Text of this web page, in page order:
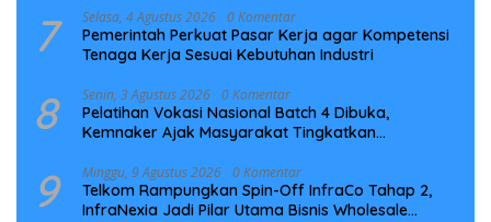
7 Selasa, 4 Agustus 2026 0 Komentar
Pemerintah Perkuat Pasar Kerja agar Kompetensi
Tenaga Kerja Sesuai Kebutuhan Industri
8 Senin, 3 Agustus 2026 0 Komentar
Pelatihan Vokasi Nasional Batch 4 Dibuka,
Kemnaker Ajak Masyarakat Tingkatkan
9 Minggu, 9 Agustus 2026 0 Komentar
Telkom Rampungkan Spin-Off InfraCo Tahap 2,
InfraNexia Jadi Pilar Utama Bisnis Wholesale